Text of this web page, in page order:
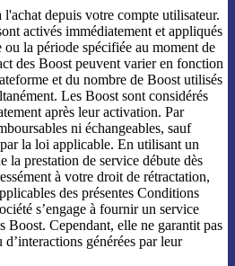
depuis votre compte utilisateur.
activés immédiatement et appliqués
la période spécifiée au moment de
des Boost peuvent varier en fonction
et du nombre de Boost utilisés
Les Boost sont considérés
après leur activation. Par
ni échangeables, sauf
la loi applicable. En utilisant un
la prestation de service débute dès
à votre droit de rétractation,
des présentes Conditions
s’engage à fournir un service
Boost. Cependant, elle ne garantit pas
générées par leur